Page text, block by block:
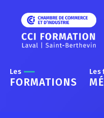
Les
FORMATIONS
Les